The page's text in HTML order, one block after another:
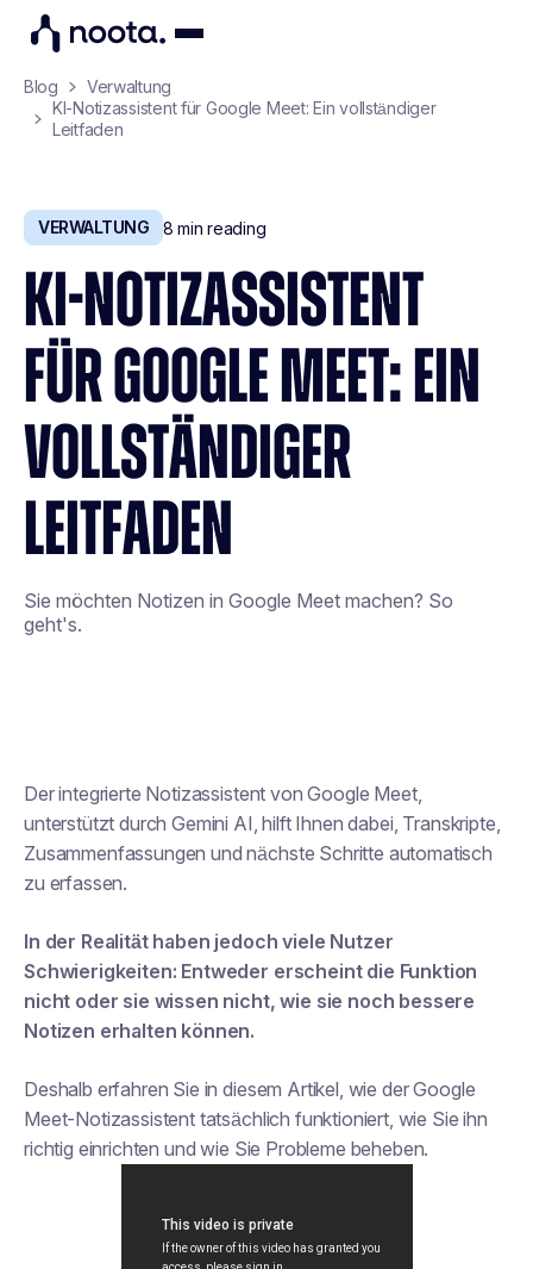
Blog
Verwaltung
KI-Notizassistent für Google Meet: Ein vollständiger
Leitfaden
VERWALTUNG 8 min reading
KI-NOTIZASSISTENT
FÜR GOOGLE MEET: EIN
VOLLSTÄNDIGER
LEITFADEN
Sie möchten Notizen in Google Meet machen? So
geht's.
Der integrierte Notizassistent von Google Meet,
unterstützt durch Gemini AI, hilft Ihnen dabei, Transkripte,
Zusammenfassungen und nächste Schritte automatisch
zu erfassen.
In der Realität haben jedoch viele Nutzer
Schwierigkeiten: Entweder erscheint die Funktion
nicht oder sie wissen nicht, wie sie noch bessere
Notizen erhalten können.
Deshalb erfahren Sie in diesem Artikel, wie der Google
Meet-Notizassistent tatsächlich funktioniert, wie Sie ihn
richtig einrichten und wie Sie Probleme beheben.